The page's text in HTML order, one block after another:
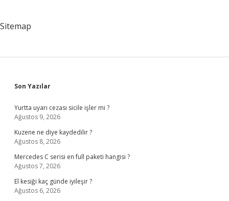
Sitemap
Sidebar
Son Yazılar
Yurtta uyarı cezası sicile işler mi ?
Ağustos 9, 2026
Kuzene ne diye kaydedilir ?
Ağustos 8, 2026
Mercedes C serisi en full paketi hangisi ?
Ağustos 7, 2026
El kesiği kaç günde iyileşir ?
Ağustos 6, 2026